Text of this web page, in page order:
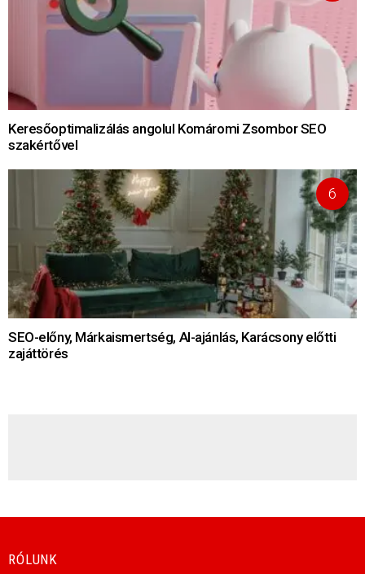
Keresőoptimalizálás angolul Komáromi Zsombor SEO
szakértővel
SEO-előny, Márkaismertség, AI-ajánlás, Karácsony előtti
zajáttörés
RÓLUNK